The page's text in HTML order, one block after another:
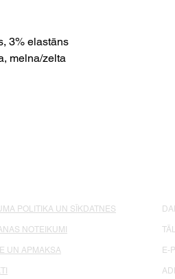
3% elastāns
melna/zelta
POLITIKA UN SĪKDATNES
NOTEIKUMI
UN APMAKSA E-